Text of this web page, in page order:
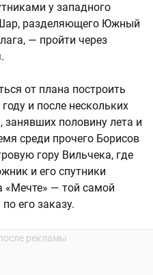
у западного
разделяющего Южный
— пройти через
от плана построить
и после нескольких
занявших половину лета и
среди прочего Борисов
гору Вильчека, где
и его спутники
«Мечте» — той самой
его заказу.